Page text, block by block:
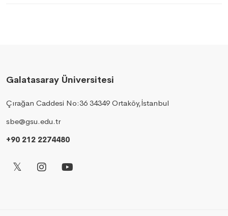
Galatasaray Üniversitesi
Çırağan Caddesi No:36 34349 Ortaköy,İstanbul
sbe@gsu.edu.tr
+90 212 2274480